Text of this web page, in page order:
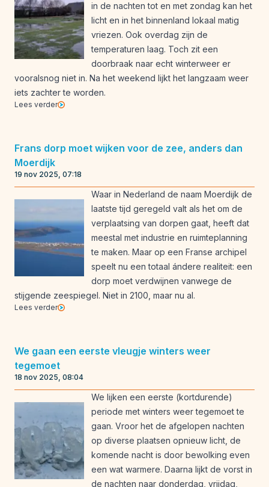
in de nachten tot en met zondag kan het
licht en in het binnenland lokaal matig
vriezen. Ook overdag zijn de
temperaturen laag. Toch zit een
doorbraak naar echt winterweer er
vooralsnog niet in. Na het weekend lijkt het langzaam weer
iets zachter te worden.
Lees verder
Frans dorp moet wijken voor de zee, anders dan
Moerdijk
19 nov 2025, 07:18
Waar in Nederland de naam Moerdijk de
laatste tijd geregeld valt als het om de
verplaatsing van dorpen gaat, heeft dat
meestal met industrie en ruimteplanning
te maken. Maar op een Franse archipel
speelt nu een totaal ándere realiteit: een
dorp moet verdwijnen vanwege de
stijgende zeespiegel. Niet in 2100, maar nu al.
Lees verder
We gaan een eerste vleugje winters weer
tegemoet
18 nov 2025, 08:04
We lijken een eerste (kortdurende)
periode met winters weer tegemoet te
gaan. Vroor het de afgelopen nachten
op diverse plaatsen opnieuw licht, de
komende nacht is door bewolking even
een wat warmere. Daarna lijkt de vorst in
de nachten naar donderdag, vrijdag,